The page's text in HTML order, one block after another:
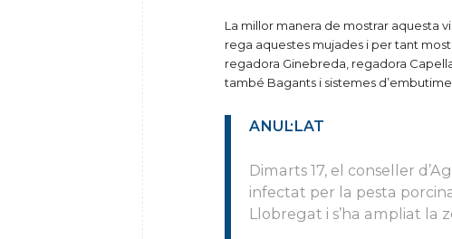
La millor manera de mostrar aquesta
rega aquestes mujades i per tant
regadora Ginebreda, regadora
també Bagants i sistemes
ANUL·LAT
Dimarts 17, el conseller
infectat per la pesta
Llobregat i s’ha ampliat la